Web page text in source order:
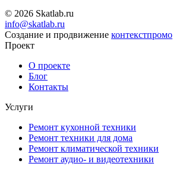
© 2026 Skatlab.ru
info@skatlab.ru
Создание и продвижение контекстпромо
Проект
О проекте
Блог
Контакты
Услуги
Ремонт кухонной техники
Ремонт техники для дома
Ремонт климатической техники
Ремонт аудио- и видеотехники